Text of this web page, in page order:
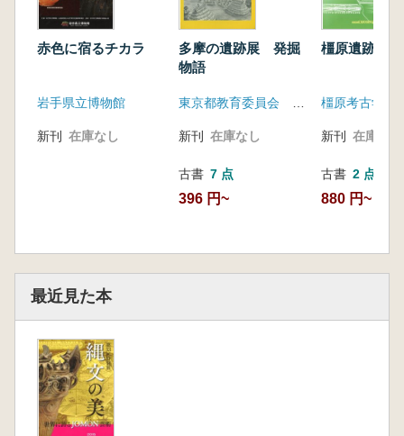
赤色に宿るチカラ
岩手県立博物館
新刊 在庫なし
多摩の遺跡展 発掘
物語
新刊 在庫なし
古書 7 点
396 円~
橿原遺跡
新刊 在庫なし
古書 2 点
880 円~
最近見た本